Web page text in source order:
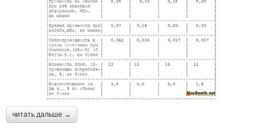
читать дальше →